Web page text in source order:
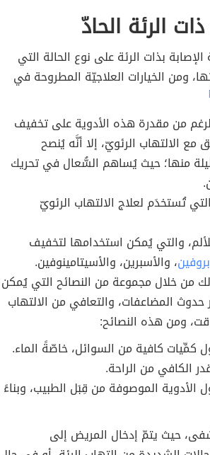
الرئة الحادّ
بذات الرئة على نوع الحالة التي
ومن الخيارات العلاجيّة المطروحة في
من مقدرة هذه الأدوية على تخفيف
مع الالتهاب الرئويّ، إلا أنَّه يُنصح
منها؛ حيث يُساهم السُّعال في تحريك
تُستخدَم لعلاج الالتهاب الرئويّ
والتي يُمكن استخدامها لتخفيف
، والأسبرين، والأسيتامينوفين.
من خلال مجموعة من النصائح التي يُمكن
حدوث المضاعفات، والتعافي من الالتهاب
ومن هذه النصائح:
كمِّيات كافية من السوائل، خاصّةً الماء.
الكافي من الراحة.
الأدوية الموصوفة من قِبَل الطبيب، وبناءً
حيث يتمّ إدخال المريض إلى